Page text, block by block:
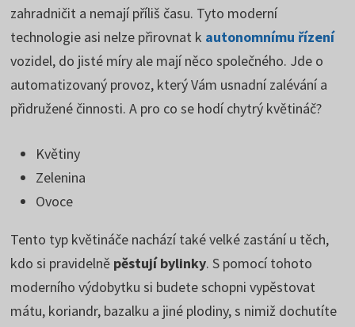
zahradničit a nemají příliš času. Tyto moderní
technologie asi nelze přirovnat k autonomnímu řízení
vozidel, do jisté míry ale mají něco společného. Jde o
automatizovaný provoz, který Vám usnadní zalévání a
přidružené činnosti. A pro co se hodí chytrý květináč?
Květiny
Zelenina
Ovoce
Tento typ květináče nachází také velké zastání u těch,
kdo si pravidelně pěstují bylinky. S pomocí tohoto
moderního výdobytku si budete schopni vypěstovat
mátu, koriandr, bazalku a jiné plodiny, s nimiž dochutíte